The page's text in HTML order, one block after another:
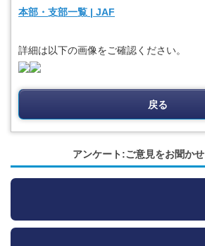
本部・支部一覧 | JAF
詳細は以下の画像をご確認ください。
戻る
アンケート:ご意見をお聞か